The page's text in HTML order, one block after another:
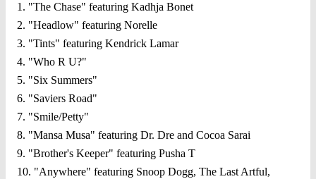
1. "The Chase" featuring Kadhja Bonet
2. "Headlow" featuring Norelle
3. "Tints" featuring Kendrick Lamar
4. "Who R U?"
5. "Six Summers"
6. "Saviers Road"
7. "Smile/Petty"
8. "Mansa Musa" featuring Dr. Dre and Cocoa Sarai
9. "Brother's Keeper" featuring Pusha T
10. "Anywhere" featuring Snoop Dogg, The Last Artful,